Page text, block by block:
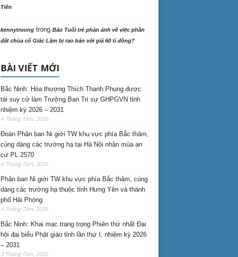
Tiên
kennytruongtrong Báo Tuổi trẻ phản ảnh về việc phần
đất chùa cổ Giác Lâm bị rao bán với giá 60 tỉ đồng?
BÀI VIẾT MỚI
Bắc Ninh: Hòa thượng Thích Thanh Phụng được
tái suy cử làm Trưởng Ban Trị sự GHPGVN tỉnh
nhiệm kỳ 2026 – 2031
4 Tháng Tám, 2026
Đoàn Phân ban Ni giới TW khu vực phía Bắc thăm,
cúng dàng các trường hạ tại Hà Nội nhân mùa an
cư PL.2570
4 Tháng Tám, 2026
Phân ban Ni giới TW khu vực phía Bắc thăm, cúng
dàng các trường hạ thuộc tỉnh Hưng Yên và thành
phố Hải Phòng
4 Tháng Tám, 2026
Bắc Ninh: Khai mạc trang trọng Phiên thứ nhất Đại
hội đại biểu Phật giáo tỉnh lần thứ I, nhiệm kỳ 2026
– 2031
3 Tháng Tám, 2026